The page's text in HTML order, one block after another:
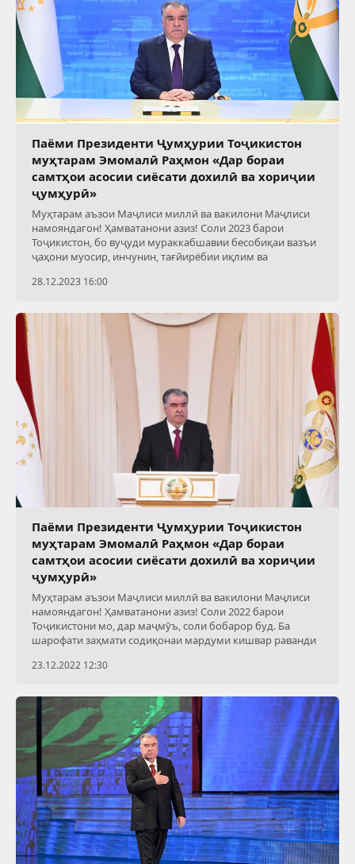
Паёми Президенти Ҷумҳурии Тоҷикистон
муҳтарам Эмомалӣ Раҳмон «Дар бораи
самтҳои асосии сиёсати дохилӣ ва хориҷии
ҷумҳурӣ»
Муҳтарам аъзои Маҷлиси миллӣ ва вакилони Маҷлиси
намояндагон! Ҳамватанони азиз! Соли 2023 барои
Тоҷикистон, бо вуҷуди мураккабшавии бесобиқаи вазъи
ҷаҳони муосир, инчунин, тағйирёбии иқлим ва
28.12.2023 16:00
Паёми Президенти Ҷумҳурии Тоҷикистон
муҳтарам Эмомалӣ Раҳмон «Дар бораи
самтҳои асосии сиёсати дохилӣ ва хориҷии
ҷумҳурӣ»
Муҳтарам аъзои Маҷлиси миллӣ ва вакилони Маҷлиси
намояндагон! Ҳамватанони азиз! Соли 2022 барои
Тоҷикистони мо, дар маҷмӯъ, соли бобарор буд. Ба
шарофати заҳмати содиқонаи мардуми кишвар раванди
23.12.2022 12:30